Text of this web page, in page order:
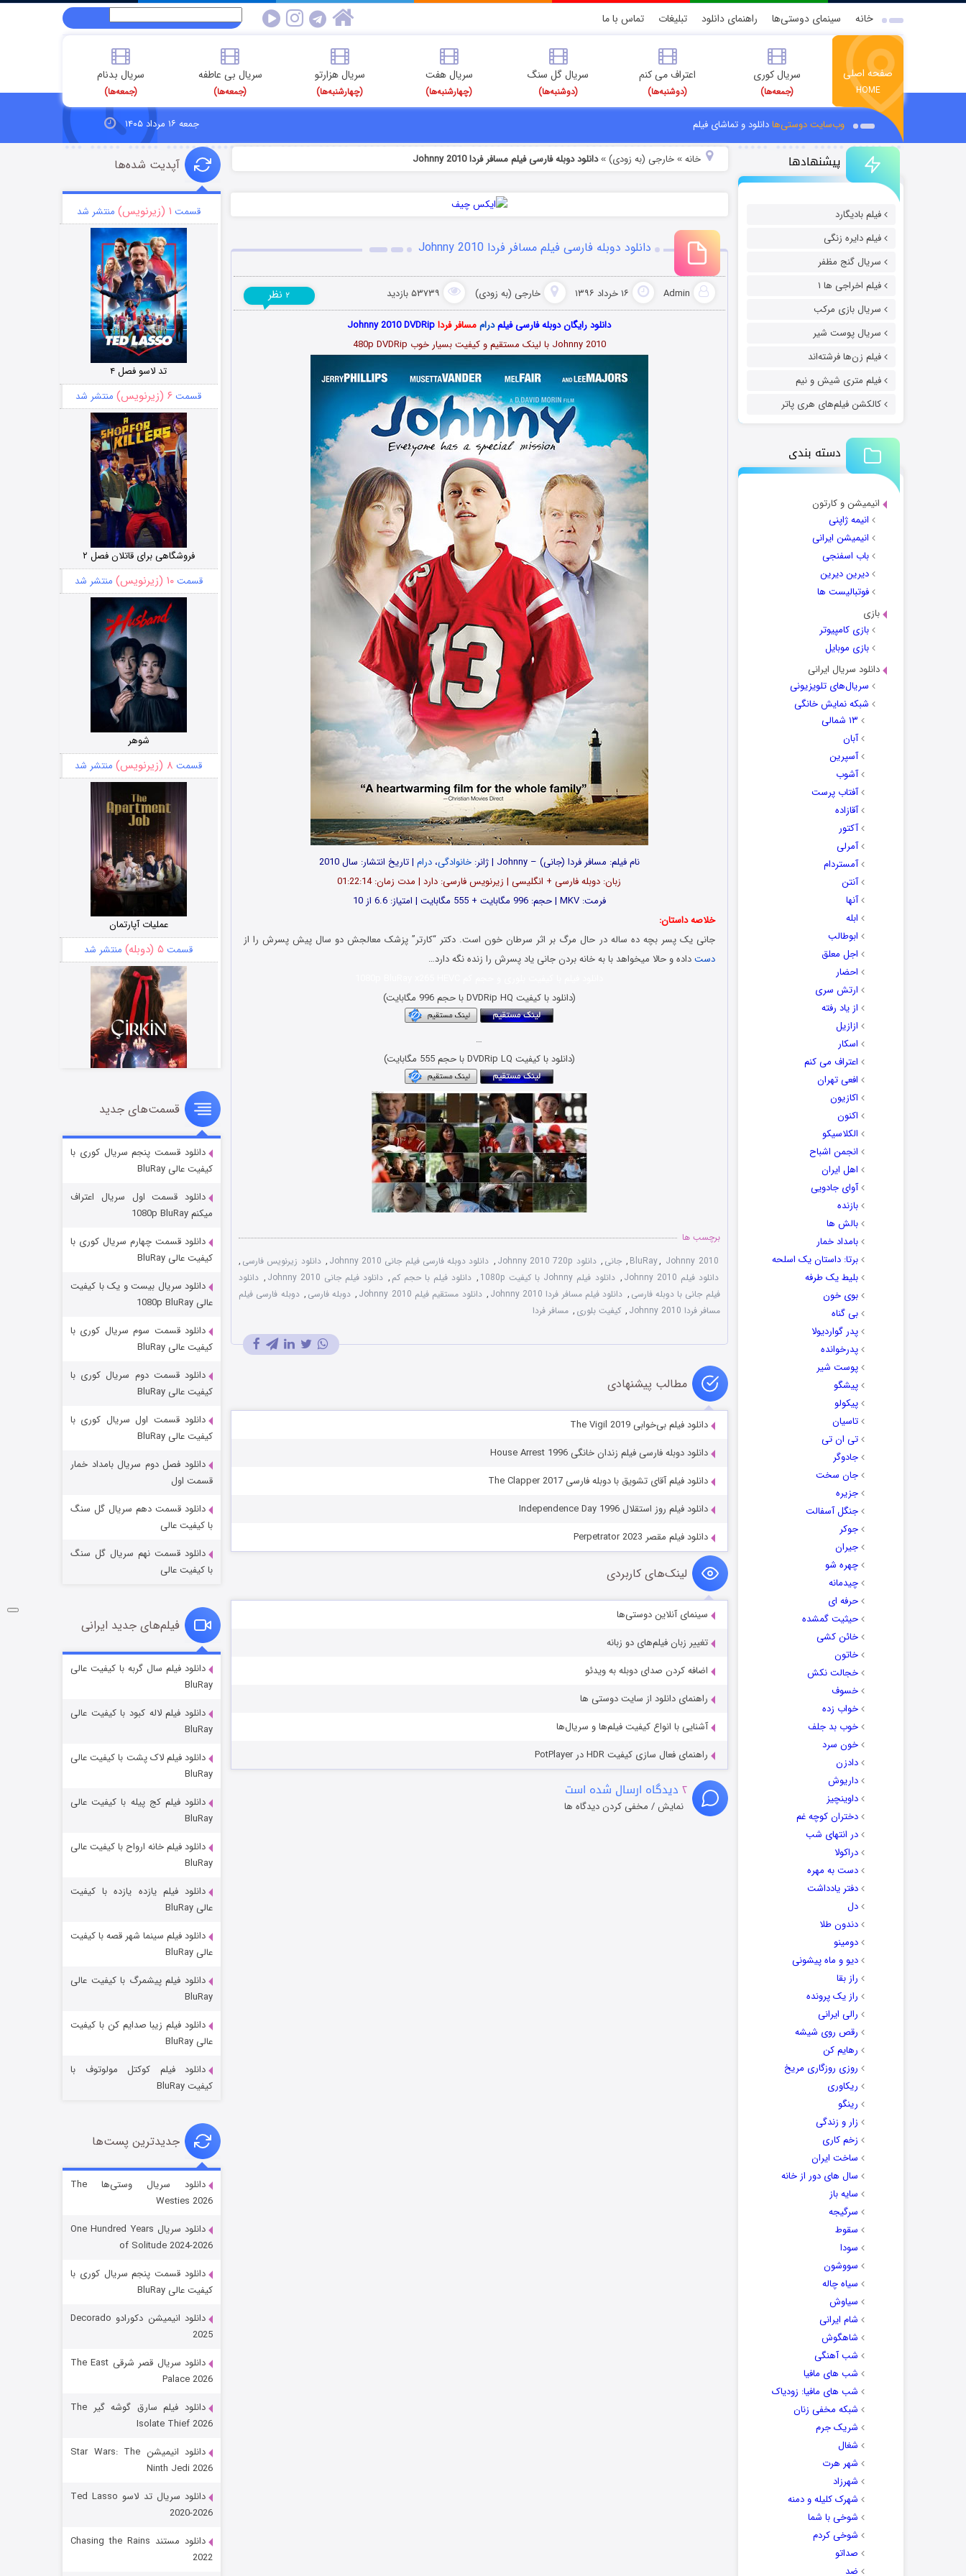
خانه سینمای دوستی‌ها راهنمای دانلود تبلیغات تماس با ما
صفحه اصلی
HOME
سریال کوری
(جمعه‌ها)
اعتراف می کنم
(دوشنبه‌ها)
سریال گل سنگ
(دوشنبه‌ها)
سریال هفت
(چهارشنبه‌ها)
سریال هزارتو
(چهارشنبه‌ها)
سریال بی عاطفه
(جمعه‌ها)
سریال بدنام
(جمعه‌ها)
وب‌سایت دوستی‌هادانلود و تماشای فیلم جمعه ۱۶ مرداد ۱۴۰۵
پیشنهادها
فیلم بادیگارد
فیلم دایره زنگی
سریال گنج مظفر
فیلم اخراجی ها ۱
سریال بازی مرکب
سریال پوست شیر
فیلم زن‌ها فرشته‌اند
فیلم متری شیش و نیم
کالکشن فیلم‌های هری پاتر
دسته بندی
انیمیشن و کارتون
انیمه ژاپنی
انیمیشن ایرانی
باب اسفنجی
دیرین دیرین
فوتبالیست ها
بازی
بازی کامپیوتر
بازی موبایل
دانلود سریال ایرانی
سریال‌های تلویزیونی
شبکه نمایش خانگی
۱۳ شمالی
آبان
آسپرین
آشوب
آفتاب پرست
آقازاده
آکتور
آمرلی
آمستردام
آنتن
آنها
ابله
ابوطالب
اجل معلق
احضار
ارتش سری
از یاد رفته
ازازیل
اسکار
اعتراف می کنم
افعی تهران
اکازیون
اکنون
الکلاسیکو
انجمن اشباح
اهل ایران
آوای جادویی
بازنده
بالش ها
بامداد خمار
برتا: داستان یک اسلحه
بلیط یک‌‌ طرفه
بوی خون
بی گناه
پدر گواردیولا
پدرخوانده
پوست شیر
پیشگو
پیکولو
تاسیان
تی ان تی
جادوگر
جان سخت
جزیره
جنگل آسفالت
جوکر
جیران
چهره شو
چیدمانه
حرفه ای
حیثیت گمشده
خائن کشی
خاتون
خجالت نکش
خسوف
خواب زده
خوب بد جلف
خون سرد
دادزن
داریوش
داوینچیز
دختران کوچه غم
در انتهای شب
دراکولا
دست به مهره
دفتر یادداشت
دل
دندون طلا
دومینو
دیو و ماه پیشونی
راز بقا
راز یک پرونده
رالی ایرانی
رقص روی شیشه
رهایم کن
روزی روزگاری مریخ
ریکاوری
رینگو
زار و زندگی
زخم کاری
ساخت ایران
سال های دور از خانه
سایه باز
سرگیجه
سقوط
سودا
سووشون
سیاه چاله
سیاوش
شام ایرانی
شاهگوش
شب آهنگی
شب های مافیا
شب های مافیا: زودیاک
شبکه مخفی زنان
شریک جرم
شغال
شهر هرت
شهرزاد
شهرک کلیله و دمنه
شوخی با شما
شوخی کردم
صداتو
ضد
خانه» خارجی (به زودی)»دانلود دوبله فارسی فیلم مسافر فردا Johnny 2010
دانلود دوبله فارسی فیلم مسافر فردا Johnny 2010
Admin ۱۶ خرداد ۱۳۹۶ خارجی (به زودی) ۵۳۷۳۹ بازدید ۲ نظر
دانلود رایگان دوبله فارسی فیلمدرام مسافر فرداJohnny 2010 DVDRip
Johnny 2010 با لینک مستقیم و کیفیت بسیار خوب 480p DVDRip
نام فیلم: مسافر فردا (جانی) – Johnny | ژانر: خانوادگی،درام | تاریخ انتشار: سال 2010
زبان: دوبله فارسی + انگلیسی | زیرنویس فارسی: دارد | مدت زمان: 01:22:14
فرمت: MKV | حجم: 996 مگابایت + 555 مگابایت | امتیاز: 6.6 از 10
خلاصه داستان:
جانی یک پسر بچه ده ساله در حال مرگ بر اثر سرطان خون است. دکتر “کارتر” پزشک معالجش دو سال پیش پسرش را از
دستداده و حالا میخواهد با به خانه بردن جانی یاد پسرش را زنده نگه دارد…
(دانلود با کیفیت DVDRip HQ با حجم 996 مگابایت)
…
(دانلود با کیفیت DVDRip LQ با حجم 555 مگابایت)
برچسب ها
BluRay, Johnny 2010
, جانی , دانلود Johnny 2010 720p , دانلود دوبله فارسی فیلم جانی Johnny 2010 , دانلود زیرنویس فارسی ,
دانلود فیلم Johnny 2010
, دانلود فیلم Johnny با کیفیت 1080p , دانلود فیلم با حجم کم , دانلود فیلم جانی Johnny 2010 , دانلود
فیلم جانی با دوبله فارسی , دانلود فیلم مسافر فردا Johnny 2010 , دانلود مستقیم فیلم Johnny 2010 , دوبله فارسی , دوبله فارسی فیلم
مسافر فردا Johnny 2010
, کیفیت بلوری , مسافر فردا
مطالب پیشنهادی
دانلود فیلم بی‌خوابی The Vigil 2019
دانلود دوبله فارسی فیلم زندان خانگی House Arrest 1996
دانلود فیلم آقای تشویق با دوبله فارسی The Clapper 2017
دانلود فیلم روز استقلال Independence Day 1996
دانلود فیلم مقصر Perpetrator 2023
لینک‌های کاربردی
سینمای آنلاین دوستی‌ها
تغییر زبان فیلم‌های دو زبانه
اضافه کردن صدای دوبله به ویدئو
راهنمای دانلود از سایت دوستی ها
آشنایی با انواع کیفیت فیلم‌ها و سریال‌ها
راهنمای فعال سازی کیفیت HDR در PotPlayer
۲ دیدگاه ارسال شده است
نمایش / مخفی کردن دیدگاه ها
آپدیت شده‌ها
قسمت ۱ (زیرنویس) منتشر شد
تد لاسو فصل ۴
قسمت ۶ (زیرنویس) منتشر شد
فروشگاهی برای قاتلان فصل ۲
قسمت۱۰ (زیرنویس) منتشر شد
شوهر
قسمت ۸ (زیرنویس) منتشر شد
عملیات آپارتمان
قسمت ۵ (دوبله) منتشر شد
سریال زشت
قسمت۲ (زیرنویس) منتشر شد
مردگان متحرک: شهر مرده ۳
شکست استوارت در نجات جهان
قسمت ۷ (زیرنویس) منتشر شد
شوگر فصل ۲
قسمت
خاندان اژدها فصل ۳
جادوگری در مغولستان
قسمت۶ (زیرنویس)
رویایی برای تو
قسمت ۱۵ (دوبله)
قسمت‌های جدید
دانلود قسمت پنجم سریال کوری با
کیفیت عالی BluRay
دانلود قسمت اول سریال اعتراف
میکنم 1080p BluRay
دانلود قسمت چهارم سریال کوری با
کیفیت عالی BluRay
دانلود سریال بیست و یک با کیفیت
عالی 1080p BluRay
دانلود قسمت سوم سریال کوری با
کیفیت عالی BluRay
دانلود قسمت دوم سریال کوری با
کیفیت عالی BluRay
دانلود قسمت اول سریال کوری با
کیفیت عالی BluRay
دانلود فصل دوم سریال بامداد خمار
قسمت اول
دانلود قسمت دهم سریال گل سنگ
با کیفیت عالی
دانلود قسمت نهم سریال گل سنگ
با کیفیت عالی
فیلم‌های جدید ایرانی
دانلود فیلم سال گربه با کیفیت عالی
BluRay
دانلود فیلم لاله کبود با کیفیت عالی
BluRay
دانلود فیلم لاک پشت با کیفیت عالی
BluRay
دانلود فیلم کج‌ پیله با کیفیت عالی
BluRay
دانلود فیلم خانه ارواح با کیفیت عالی
BluRay
دانلود فیلم یازده یازده با کیفیت
عالی BluRay
دانلود فیلم سینما شهر قصه با کیفیت
عالی BluRay
دانلود فیلم پیشمرگ با کیفیت عالی
BluRay
دانلود فیلم زیبا صدایم کن با کیفیت
عالی BluRay
دانلود فیلم کوکتل مولوتوف با
کیفیت BluRay
جدیدترین پست‌ها
دانلود سریال وستی‌ها The
Westies 2026
دانلود سریال One Hundred Years
of Solitude 2024-2026
دانلود قسمت پنجم سریال کوری با
کیفیت عالی BluRay
دانلود انیمیشن دکورادو Decorado
2025
دانلود سریال قصر شرقی The East
Palace 2026
دانلود فیلم سارق گوشه گیر The
Isolate Thief 2026
دانلود انیمیشن Star Wars: The
Ninth Jedi 2026
دانلود سریال تد لاسو Ted Lasso
2020-2026
دانلود مستند Chasing the Rains
2022